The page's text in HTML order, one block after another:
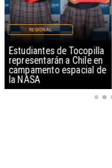
Estudiantes de Tocopilla
representarán a Chile en
campamento espacial de
la NASA
REGIONAL